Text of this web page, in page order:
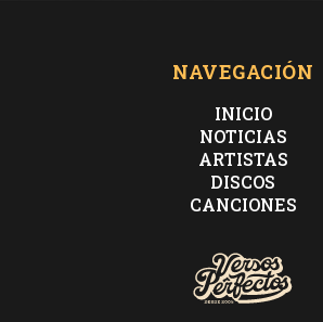
NAVEGACIÓN
INICIO
NOTICIAS
ARTISTAS
DISCOS
CANCIONES